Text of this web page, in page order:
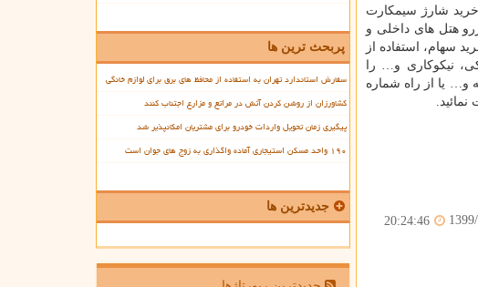
شارژ سیمکارت
هتل های داخلی و
سهام، استفاده از
نیکوکاری و… را
و… یا از راه شماره
نمائید.
20:24:46
پربحث ترین ها
سفارش استاندارد تهران به استفاده از محافظ های برق برای لوازم خانگی
کشاورزان از روشن کردن آتش در مراتع و مزارع اجتناب کنند
پیگیری زمان تحویل واردات خودرو برای مشتریان امکانپذیر شد
۱۹۰ واحد مسکن استیجاری آماده واگذاری به زوج های جوان است
جدیدترین ها